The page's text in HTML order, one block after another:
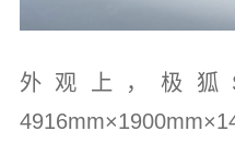
外观上，极狐